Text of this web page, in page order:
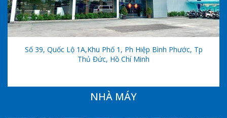
Số 39, Quốc Lộ 1A,khu Phố 1, Ph Hiệp Bình Phước, Tp
Thủ Đức, Hồ Chí Minh
NHÀ MÁY